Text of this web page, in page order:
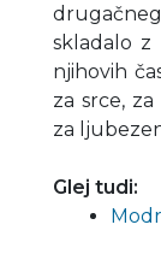
skladalo z
njihovih
za srce,
za
Glej tudi: